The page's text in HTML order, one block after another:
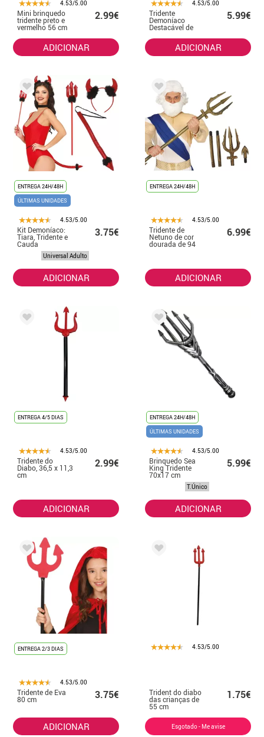
4.53/5.00
Mini brinquedo
tridente preto e
vermelho 56 cm
2.99€
ADICIONAR
4.53/5.00
Tridente
Demoníaco
Destacável de
5.99€
ADICIONAR
ENTREGA 24H/48H
ÚLTIMAS UNIDADES
4.53/5.00
Kit Demoníaco:
Tiara, Tridente e
Cauda
3.75€
Universal Adulto
ADICIONAR
ENTREGA 24H/48H
4.53/5.00
Tridente de
Netuno de cor
dourada de 94
6.99€
ADICIONAR
ENTREGA 4/5 DIAS
4.53/5.00
Tridente do
Diabo, 36,5 x 11,3
cm
2.99€
ADICIONAR
ENTREGA 24H/48H
ÚLTIMAS UNIDADES
4.53/5.00
Brinquedo Sea
King Tridente
70x17 cm
5.99€
T.Único
ADICIONAR
ENTREGA 2/3 DIAS
4.53/5.00
Tridente de Eva
80 cm 3.75€
ADICIONAR
4.53/5.00
Trident do diabo
das crianças de
55 cm
1.75€
Esgotado - Me avise